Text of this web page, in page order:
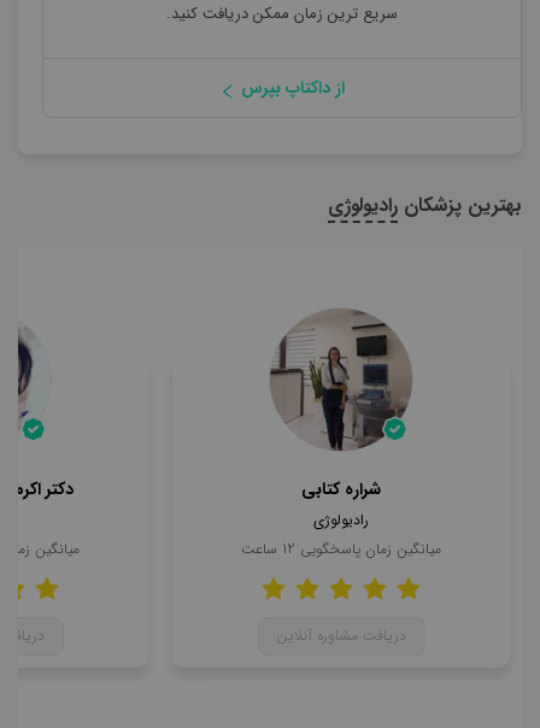
سریع ترین زمان ممکن دریافت کنید.
از داکتاپ بپرس
بهترین پزشکان رادیولوژی
شراره کتابی
رادیولوژی
میانگین زمان پاسخگویی 12 ساعت
دریافت مشاوره آنلاین
دکتر اکرم
میانگین